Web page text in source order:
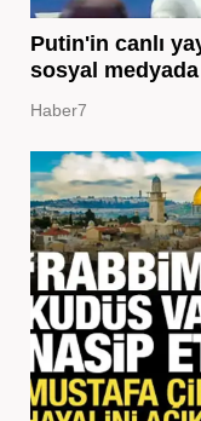
Putin'in canlı
sosyal
Haber7